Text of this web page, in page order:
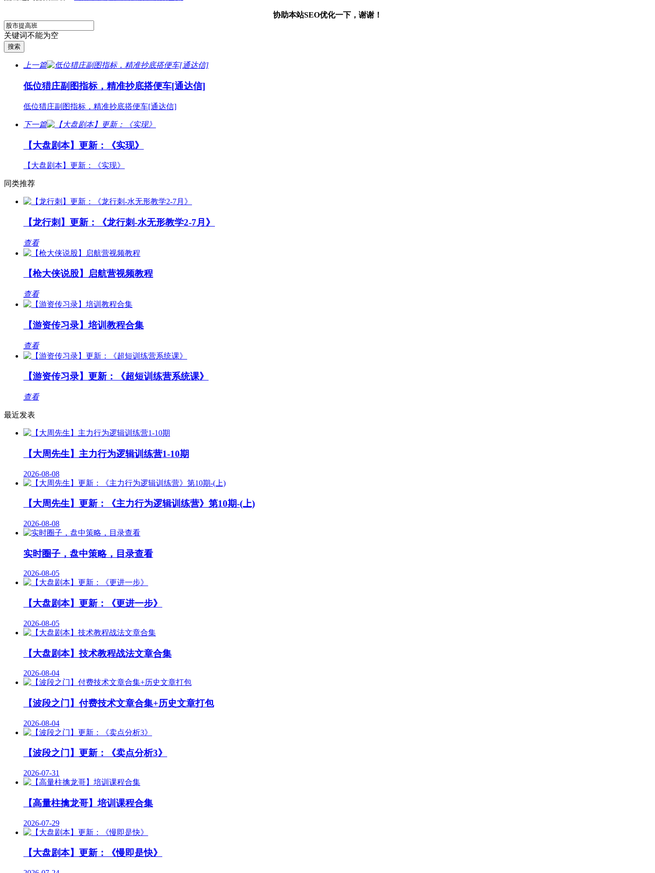
协助本站SEO优化一下，谢谢！
关键词不能为空
上一篇
低位猎庄副图指标，精准抄底搭便车[通达信]
低位猎庄副图指标，精准抄底搭便车[通达信]
下一篇
【大盘剧本】更新：《实现》
【大盘剧本】更新：《实现》
同类推荐
【龙行刺】更新：《龙行刺-水无形教学2-7月》
查看
【枪大侠说股】启航营视频教程
查看
【游资传习录】培训教程合集
查看
【游资传习录】更新：《超短训练营系统课》
查看
最近发表
【大周先生】主力行为逻辑训练营1-10期
2026-08-08
【大周先生】更新：《主力行为逻辑训练营》第10期-(上)
2026-08-08
实时圈子，盘中策略，目录查看
2026-08-05
【大盘剧本】更新：《更进一步》
2026-08-05
【大盘剧本】技术教程战法文章合集
2026-08-04
【波段之门】付费技术文章合集+历史文章打包
2026-08-04
【波段之门】更新：《卖点分析3》
2026-07-31
【高量柱擒龙哥】培训课程合集
2026-07-29
【大盘剧本】更新：《慢即是快》